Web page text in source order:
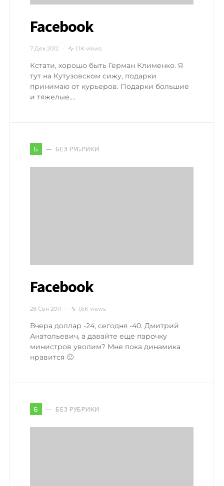
Facebook
7 Дек 2012 1,1K views
Кстати, хорошо быть Герман Клименко. Я
тут на Кутузовском сижу, подарки
принимаю от курьеров. Подарки большие
и тяжелые.…
Б БЕЗ РУБРИКИ
Facebook
28 Сен 2011 1,6K views
Вчера доллар -24, сегодня -40. Дмитрий
Анатольевич, а давайте еще парочку
министров уволим? Мне пока динамика
нравится 🙂
Б БЕЗ РУБРИКИ